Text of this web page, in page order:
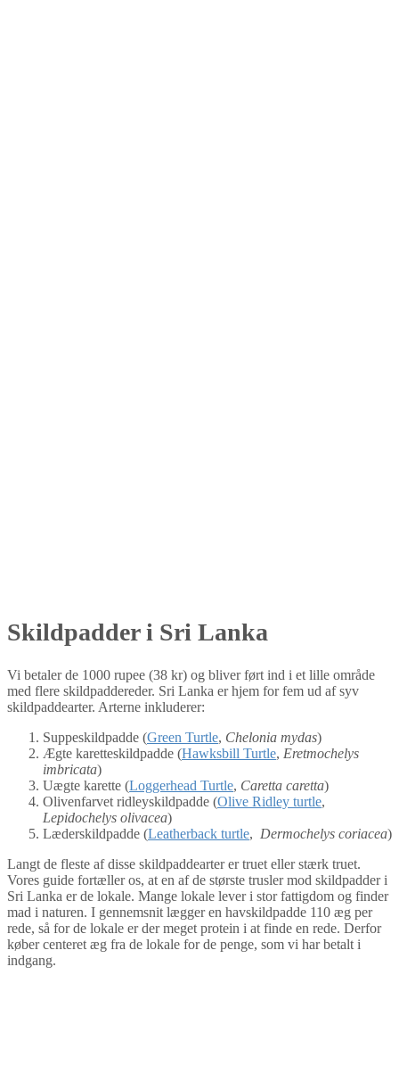
Skildpadder i Sri Lanka
Vi betaler de 1000 rupee (38 kr) og bliver ført ind i et lille område
med flere skildpaddereder. Sri Lanka er hjem for fem ud af syv
skildpaddearter. Arterne inkluderer:
Suppeskildpadde (Green Turtle, Chelonia mydas)
Ægte karetteskildpadde (Hawksbill Turtle, Eretmochelys
imbricata)
Uægte karette (Loggerhead Turtle, Caretta caretta)
Olivenfarvet ridleyskildpadde (Olive Ridley turtle,
Lepidochelys olivacea)
Læderskildpadde (Leatherback turtle, Dermochelys coriacea)
Langt de fleste af disse skildpaddearter er truet eller stærk truet.
Vores guide fortæller os, at en af de største trusler mod skildpadder i
Sri Lanka er de lokale. Mange lokale lever i stor fattigdom og finder
mad i naturen. I gennemsnit lægger en havskildpadde 110 æg per
rede, så for de lokale er der meget protein i at finde en rede. Derfor
køber centeret æg fra de lokale for de penge, som vi har betalt i
indgang.